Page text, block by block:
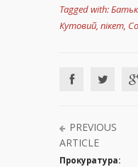
Tagged with:
Кутовий, пікет,
PREVIOUS
ARTICLE
Прокуратура: